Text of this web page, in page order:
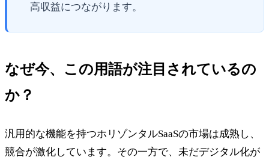
高収益につながります。
なぜ今、この用語が注目されているの
か？
汎用的な機能を持つホリゾンタルSaaSの市場は成熟し、
競合が激化しています。その一方で、未だデジタル化が